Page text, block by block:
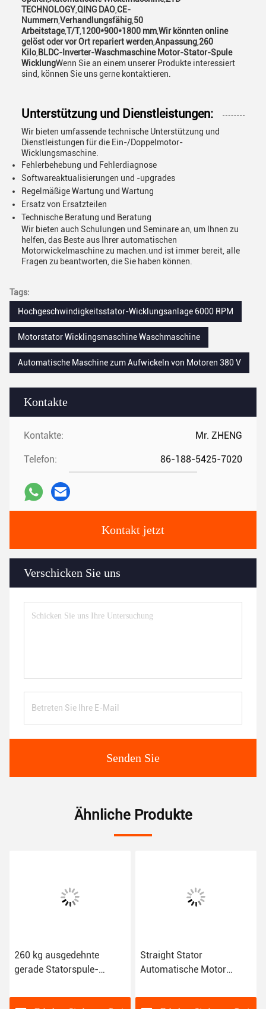
Kontakte
Kontakte: Mr. ZHENG
Telefon: 86-188-5425-7020
Kontakt jetzt
Verschicken Sie uns
Senden Sie
TECHNOLOGYQING DAOCE-
NummernVerhandlungsfähig 50
Arbeitstage,T/T,1200*900*1800 mmWir könnten online
gelöst oder vor Ort repariert werdenAnpassung 260
Kilo BLDC-Inverter-Waschmaschine Motor-Stator-Spule
WicklungWenn Sie an einem unserer Produkte interessiert
sind, können Sie uns gerne kontaktieren.
Unterstützung und Dienstleistungen:
Wir bieten umfassende technische Unterstützung und
Dienstleistungen für die Ein-/Doppelmotor-
Wicklungsmaschine.
Fehlerbehebung und Fehlerdiagnose
Softwareaktualisierungen und -upgrades
Regelmäßige Wartung und Wartung
Ersatz von Ersatzteilen
Technische Beratung und Beratung
Wir bieten auch Schulungen und Seminare an, um Ihnen zu
helfen, das Beste aus Ihrer automatischen
Motorwickelmaschine zu machen.und ist immer bereit, alle
Fragen zu beantworten, die Sie haben können.
Tags:
Hochgeschwindigkeitsstator-Wicklungsanlage 6000 RPM
Motorstator Wicklingsmaschine Waschmaschine
Automatische Maschine zum Aufwickeln von Motoren 380 V
Ähnliche Produkte
260 kg ausgedehnte
gerade Statorspule-
industrielle
Straight Stator
Automatische Motor
Automatische Stator